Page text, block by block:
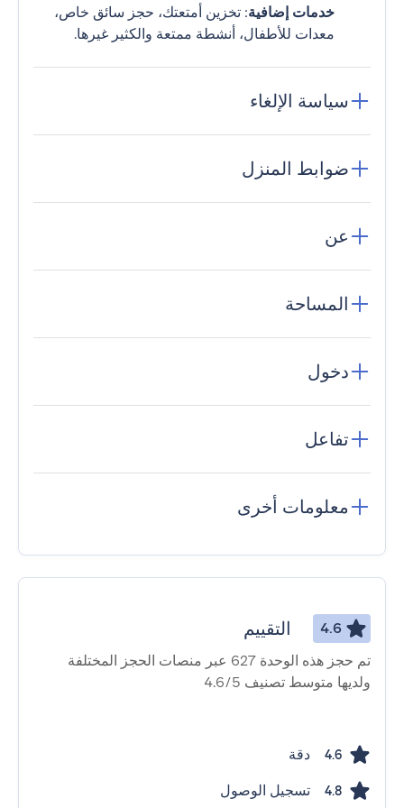
خدمات إضافية: تخزين أمتعتك، حجز سائق خاص،
معدات للأطفال، أنشطة ممتعة والكثير غيرها.
سياسة الإلغاء
ضوابط المنزل
عن
المساحة
دخول
تفاعل
معلومات أخرى
4.6 التقييم
تم حجز هذه الوحدة 627 عبر منصات الحجز المختلفة
ولديها متوسط ​​تصنيف 4.6/5
4.6 دقة
4.8 تسجيل الوصول